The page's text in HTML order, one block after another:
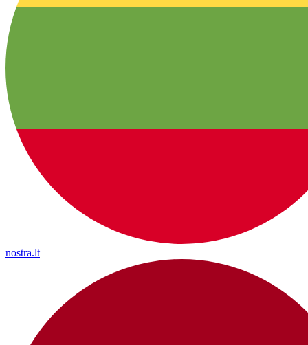
nostra.lt